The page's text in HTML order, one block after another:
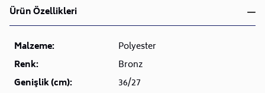
Ürün Özellikleri
Malzeme:
Polyester
Renk:
Bronz
Genişlik (cm):
36/27